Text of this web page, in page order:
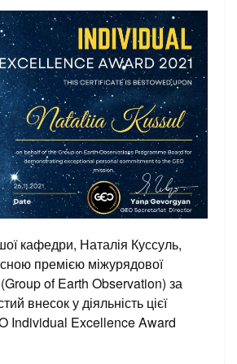
кафедри, Наталія Куссуль,
премією міжурядової
(Group of Earth Observation) за
внесок у діяльність цієї
Individual Excellence Award